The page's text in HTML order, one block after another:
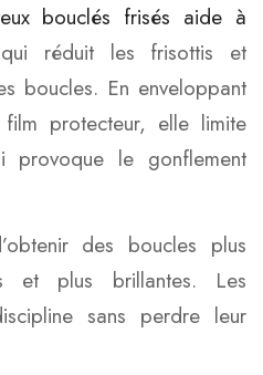
bouclés frisés aide à
réduit les frisottis et
boucles. En enveloppant
protecteur, elle limite
provoque le gonflement
des boucles plus
et plus brillantes. Les
sans perdre leur